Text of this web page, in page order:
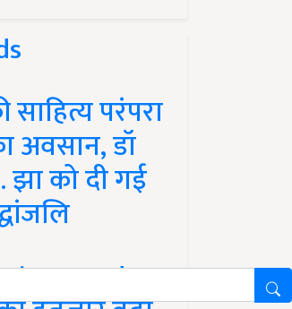
परंपरा
अवसान, डॉ
झा को दी गई
Update: